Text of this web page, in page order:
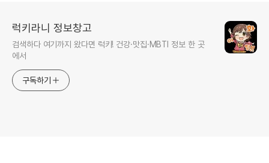
럭키라니 정보창고
검색하다 여기까지 왔다면 럭키! 건강·맛집·MBTI 정보 한 곳
에서
구독하기